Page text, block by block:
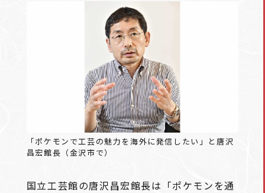
「ポケモンで工芸の魅力を海外に発信したい」と唐沢
昌宏館長（金沢市で）
国立工芸館の唐沢昌宏館長は「ポケモンを通